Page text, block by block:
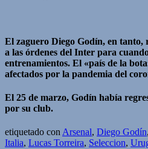
El zaguero Diego Godín, en tanto,
a las órdenes del Inter para
entrenamientos. El «país de la
afectados por la pandemia del
El 25 de marzo, Godín había
por su club.
etiquetado con Arsenal, Diego Godín,
Italia, Lucas Torreira, Seleccion,